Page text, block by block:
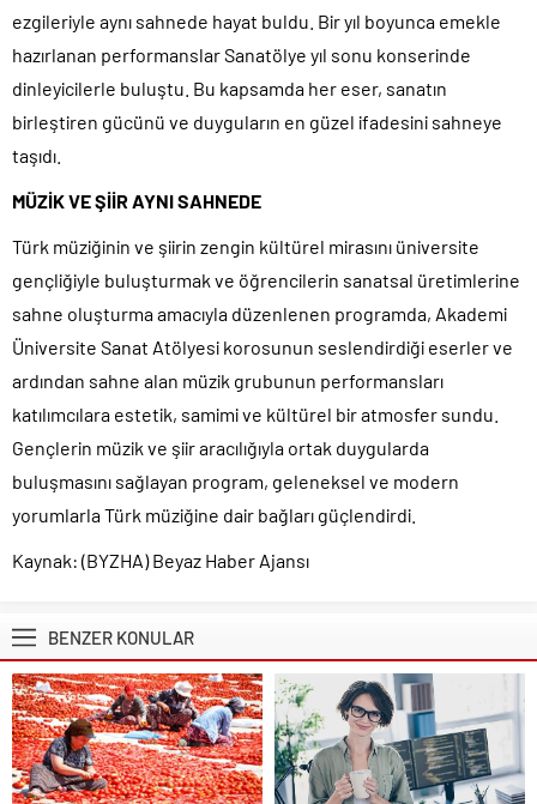
ezgileriyle aynı sahnede hayat buldu. Bir yıl boyunca emekle
hazırlanan performanslar Sanatölye yıl sonu konserinde
dinleyicilerle buluştu. Bu kapsamda her eser, sanatın
birleştiren gücünü ve duyguların en güzel ifadesini sahneye
taşıdı.
MÜZİK VE ŞİİR AYNI SAHNEDE
Türk müziğinin ve şiirin zengin kültürel mirasını üniversite
gençliğiyle buluşturmak ve öğrencilerin sanatsal üretimlerine
sahne oluşturma amacıyla düzenlenen programda, Akademi
Üniversite Sanat Atölyesi korosunun seslendirdiği eserler ve
ardından sahne alan müzik grubunun performansları
katılımcılara estetik, samimi ve kültürel bir atmosfer sundu.
Gençlerin müzik ve şiir aracılığıyla ortak duygularda
buluşmasını sağlayan program, geleneksel ve modern
yorumlarla Türk müziğine dair bağları güçlendirdi.
Kaynak: (BYZHA) Beyaz Haber Ajansı
BENZER KONULAR